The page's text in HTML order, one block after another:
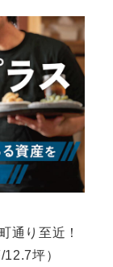
通り至近！
坪）